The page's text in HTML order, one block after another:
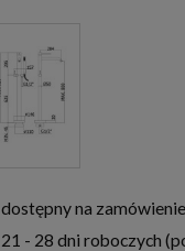
dostępny na zamówienie
21 - 28 dni roboczych